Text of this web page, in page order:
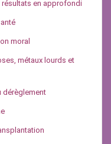
résultats en approfondi
moral
métaux lourds et
dérèglement